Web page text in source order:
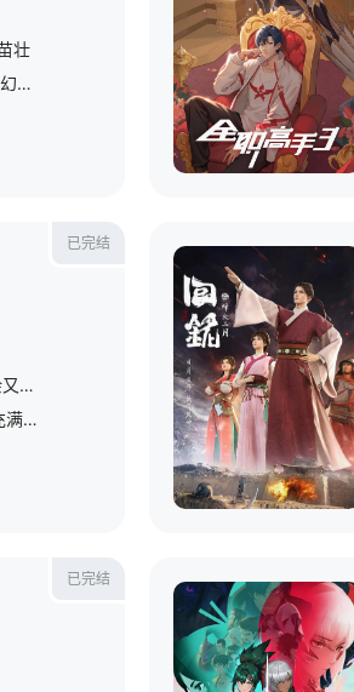
壮
大一新生常胜阴差阳错，来到了0号宿舍。幻想中的美好校园生活并没有如期而至，三个万年不毕业的室友却如噩梦般降临：贪财的黑猫艾迪森、易怒的浣熊贾英雄以及古怪的刺猬阮翔，常胜就此跌入万丈深渊。四个伙伴在一起
已完结
熙 / 王妮 / 邵彤 杨默 /
在北京这个现代感与传统文化相互呼应、充满着机遇与压力的城市，落座在CBD脚下一条安静的胡同里的小馆儿，就是那个让多种元素碰撞在一起酝酿发酵的汇集地。它没有醒目的招牌和豪华的装修，使人路过的时候容易忽略
已完结